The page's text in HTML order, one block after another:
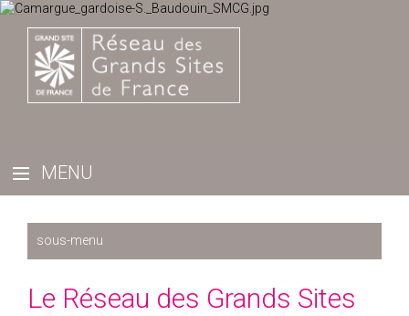
2025
Le Réseau des Grands Sites